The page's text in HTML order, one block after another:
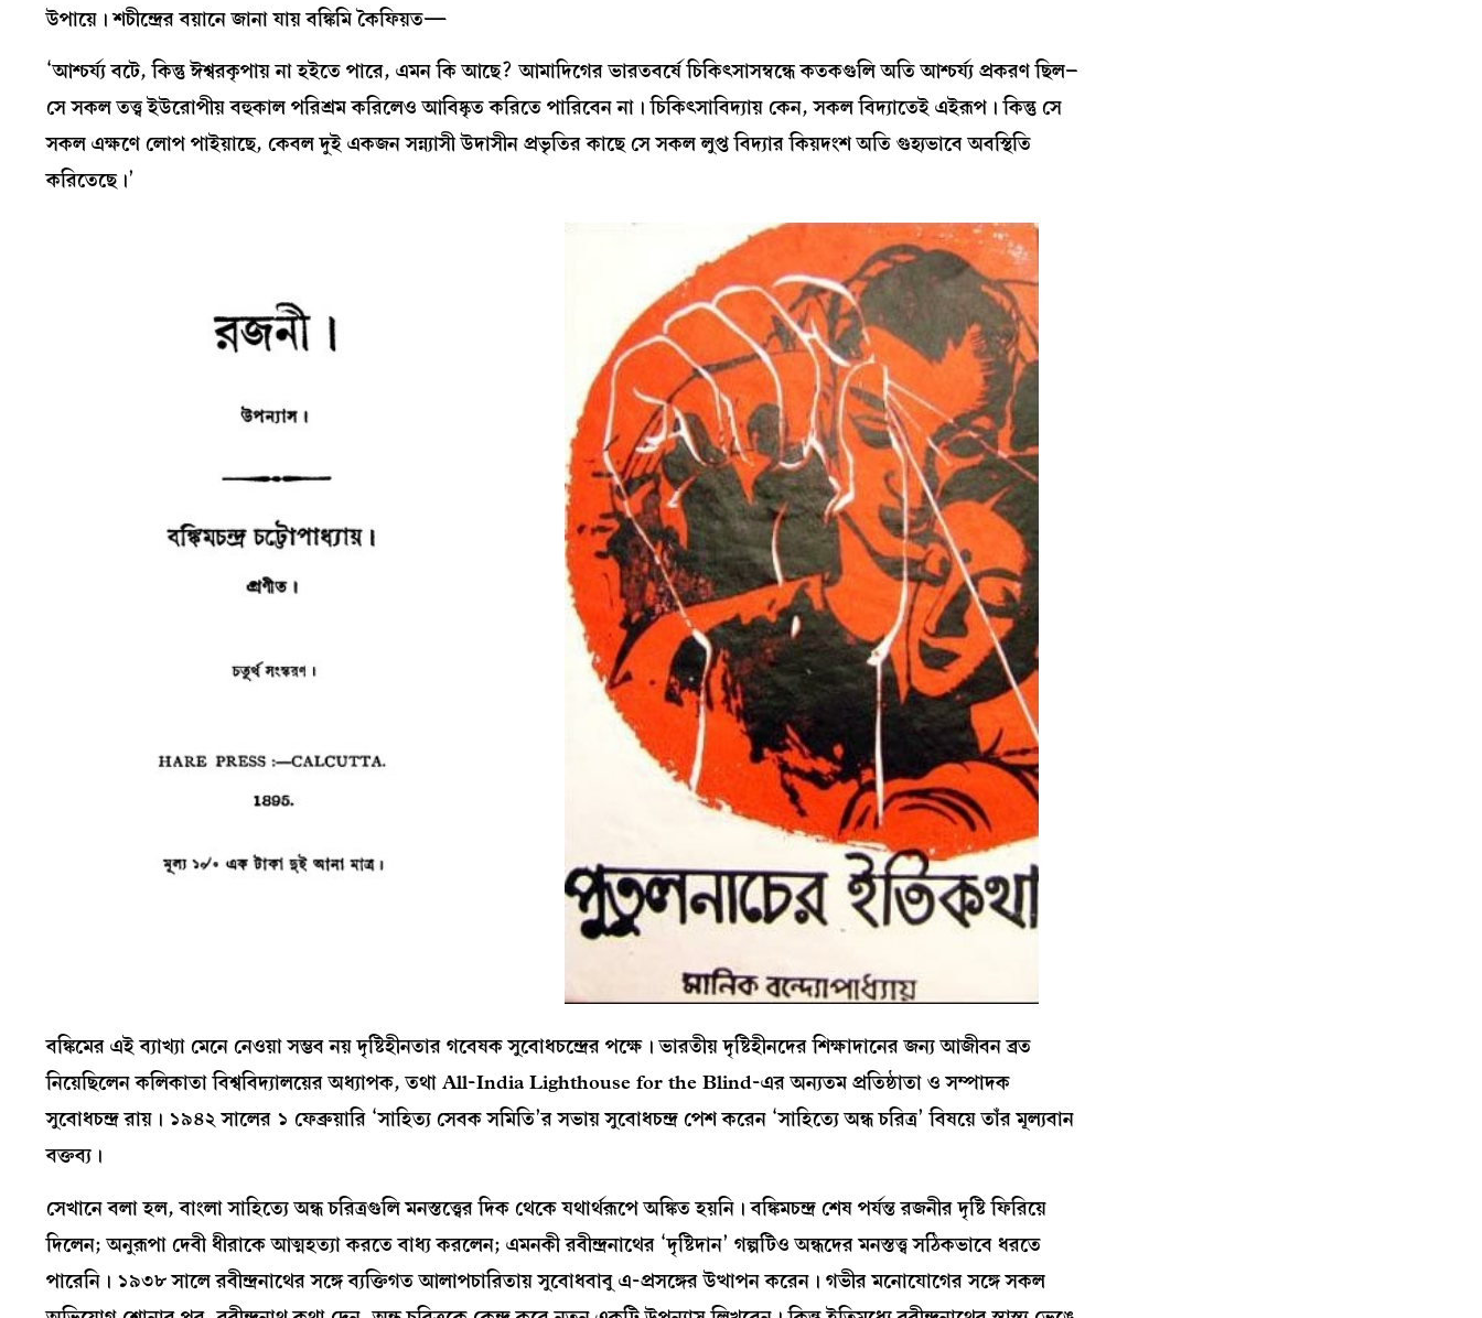
উপায়ে। শচীন্দ্রের বয়ানে জানা যায় বঙ্কিমি কৈফিয়ত—
‘আশ্চর্য্য বটে, কিন্তু ঈশ্বরকৃপায় না হইতে পারে, এমন কি আছে? আমাদিগের ভারতবর্ষে চিকিৎসাসম্বন্ধে কতকগুলি অতি আশ্চর্য্য প্রকরণ ছিল–
সে সকল তত্ত্ব ইউরোপীয় বহুকাল পরিশ্রম করিলেও আবিষ্কৃত করিতে পারিবেন না। চিকিৎসাবিদ্যায় কেন, সকল বিদ্যাতেই এইরূপ। কিন্তু সে
সকল এক্ষণে লোপ পাইয়াছে, কেবল দুই একজন সন্ন্যাসী উদাসীন প্রভৃতির কাছে সে সকল লুপ্ত বিদ্যার কিয়দংশ অতি গুহ্যভাবে অবস্থিতি
করিতেছে।’
বঙ্কিমের এই ব্যাখ্যা মেনে নেওয়া সম্ভব নয় দৃষ্টিহীনতার গবেষক সুবোধচন্দ্রের পক্ষে। ভারতীয় দৃষ্টিহীনদের শিক্ষাদানের জন্য আজীবন ব্রত
নিয়েছিলেন কলিকাতা বিশ্ববিদ্যালয়ের অধ্যাপক, তথা All-India Lighthouse for the Blind-এর অন্যতম প্রতিষ্ঠাতা ও সম্পাদক
সুবোধচন্দ্র রায়। ১৯৪২ সালের ১ ফেব্রুয়ারি ‘সাহিত্য সেবক সমিতি’র সভায় সুবোধচন্দ্র পেশ করেন ‘সাহিত্যে অন্ধ চরিত্র’ বিষয়ে তাঁর মূল্যবান
বক্তব্য।
সেখানে বলা হল, বাংলা সাহিত্যে অন্ধ চরিত্রগুলি মনস্তত্ত্বের দিক থেকে যথার্থরূপে অঙ্কিত হয়নি। বঙ্কিমচন্দ্র শেষ পর্যন্ত রজনীর দৃষ্টি ফিরিয়ে
দিলেন; অনুরূপা দেবী ধীরাকে আত্মহত্যা করতে বাধ্য করলেন; এমনকী রবীন্দ্রনাথের ‘দৃষ্টিদান’ গল্পটিও অন্ধদের মনস্তত্ত্ব সঠিকভাবে ধরতে
পারেনি। ১৯৩৮ সালে রবীন্দ্রনাথের সঙ্গে ব্যক্তিগত আলাপচারিতায় সুবোধবাবু এ-প্রসঙ্গের উত্থাপন করেন। গভীর মনোযোগের সঙ্গে সকল